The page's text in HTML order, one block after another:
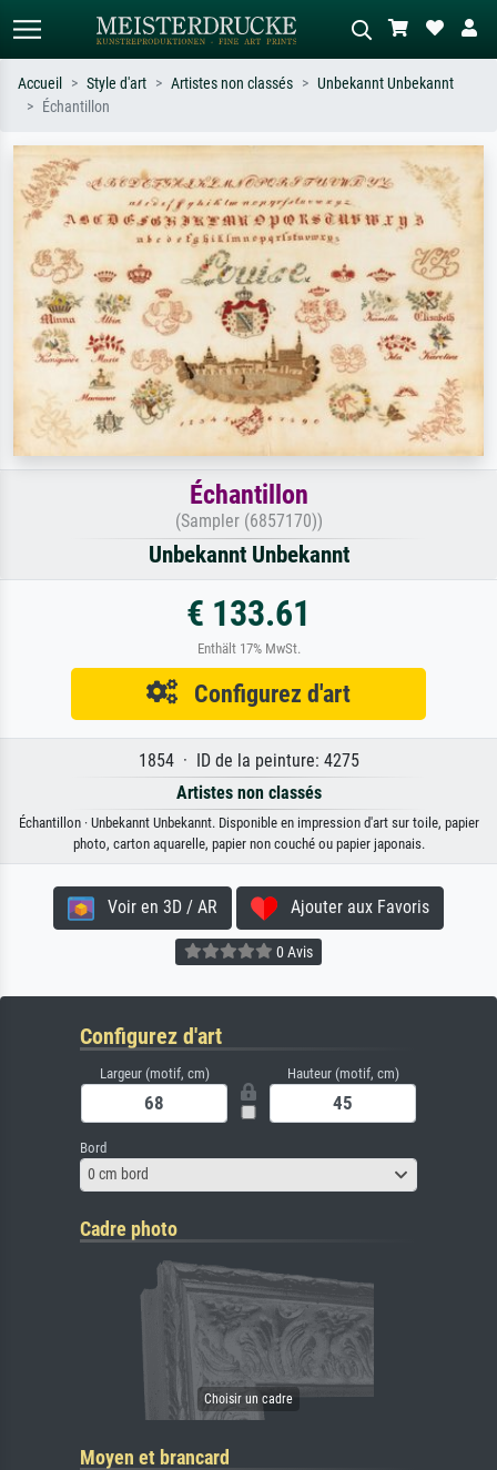
Recherchez par artiste, titre ou style –
ex. Monet, Nuit étoilée,
impressionnisme, vague de Hokusai,
nu.
Décrivez la scène – ex. prairie verte,
abstrait avec beaucoup de rouge,
tableau sombre, nu debout près d'un
arbre.
Accueil Style d'art Artistes non classés
Unbekannt Unbekannt
Échantillon
Échantillon
(Sampler (6857170))
Unbekannt Unbekannt
€ 133.61
Enthält 17% MwSt.
Configurez d'art
1854 · ID de la peinture: 4275
Artistes non classés
Échantillon · Unbekannt Unbekannt. Disponible en impression d'art sur toile, papier
photo, carton aquarelle, papier non couché ou papier japonais.
Voir en 3D / AR Ajouter aux Favoris
0 Avis
Configurez d'art
Largeur (motif, cm) Hauteur (motif, cm)
Bord
0 cm bord
Cadre photo
Moyen et brancard